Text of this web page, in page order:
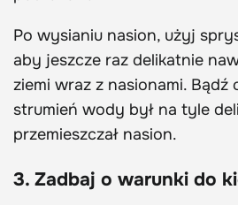
Po wysianiu nasion, użyj
aby jeszcze raz delikatnie
ziemi wraz z nasionami. Bądź
strumień wody był na tyle
przemieszczał nasion.
3. Zadbaj o warunki do